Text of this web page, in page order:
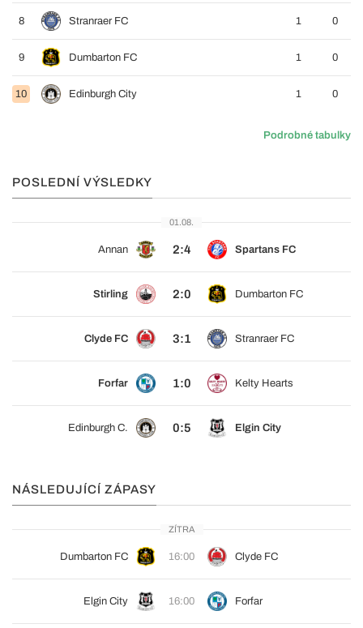
8 Stranraer FC 1 0
9 Dumbarton FC 1 0
10 Edinburgh City 1 0
Podrobné tabulky
POSLEDNÍ VÝSLEDKY
01.08.
Annan 2:4 Spartans FC
Stirling 2:0 Dumbarton FC
Clyde FC 3:1 Stranraer FC
Forfar 1:0 Kelty Hearts
Edinburgh C. 0:5 Elgin City
NÁSLEDUJÍCÍ ZÁPASY
ZÍTRA
Dumbarton FC 16:00 Clyde FC
Elgin City 16:00 Forfar